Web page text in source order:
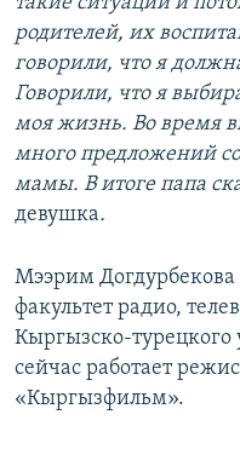
родителей, их
говорили, что я
Говорили, что я
моя жизнь. Во время
много предложений
мамы. В итоге папа
девушка.
Мээрим Догдурбекова
факультет радио,
Кыргызско-
сейчас работает
«Кыргызфильм».